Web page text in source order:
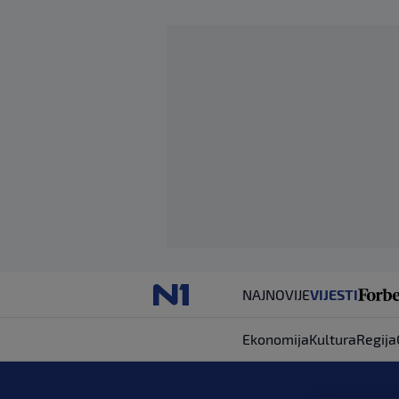
NAJNOVIJEVIJESTI
EkonomijaKulturaRegija